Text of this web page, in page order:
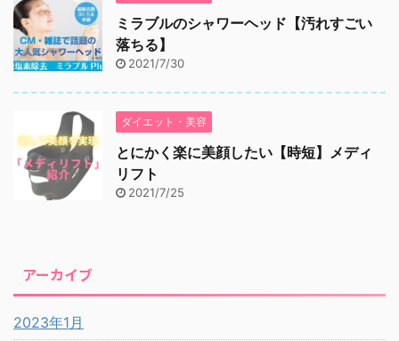
ミラブルのシャワーヘッド【汚れすごい
落ちる】
2021/7/30
ダイエット・美容
とにかく楽に美顔したい【時短】メディ
リフト
2021/7/25
アーカイブ
2023年1月